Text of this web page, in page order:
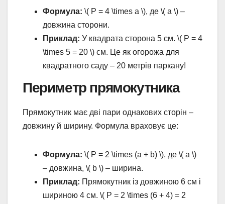
Формула: \( P = 4 \times a \), де \( a \) –
довжина сторони.
Приклад: У квадрата сторона 5 см. \( P = 4
\times 5 = 20 \) см. Це як огорожа для
квадратного саду – 20 метрів паркану!
Периметр прямокутника
Прямокутник має дві пари однакових сторін –
довжину й ширину. Формула враховує це:
Формула: \( P = 2 \times (a + b) \), де \( a \)
– довжина, \( b \) – ширина.
Приклад: Прямокутник із довжиною 6 см і
шириною 4 см. \( P = 2 \times (6 + 4) = 2